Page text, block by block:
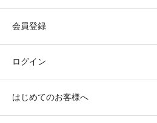
会員登録
ログイン
はじめてのお客様へ